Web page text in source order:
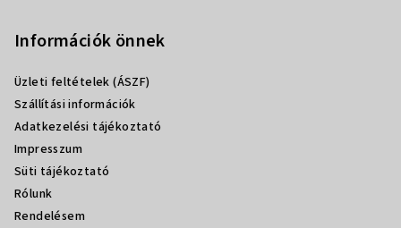
Információk önnek
Üzleti feltételek (ÁSZF)
Szállítási információk
Adatkezelési tájékoztató
Impresszum
Süti tájékoztató
Rólunk
Rendelésem